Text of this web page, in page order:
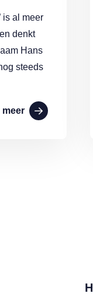
is al meer
denkt
Hans
steeds
meer